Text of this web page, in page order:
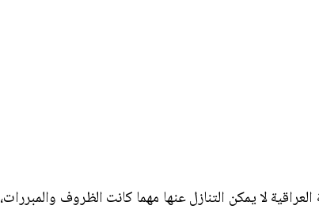
لا يمكن التنازل عنها مهما كانت الظروف والمبررات،